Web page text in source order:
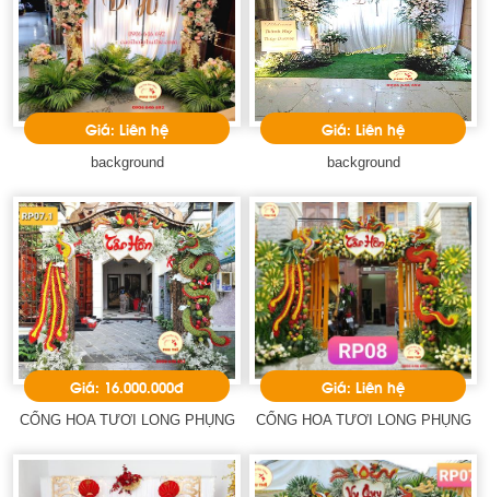
Giá: Liên hệ
background
Giá: Liên hệ
background
Giá: 16.000.000đ
CỔNG HOA TƯƠI LONG PHỤNG
Giá: Liên hệ
CỔNG HOA TƯƠI LONG PHỤNG